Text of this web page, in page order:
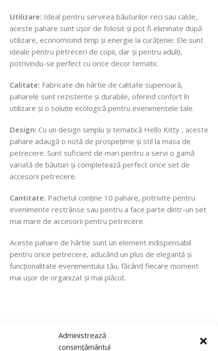
Administrează
consimțământul
Utilizare: Ideal pentru servirea băuturilor reci sau calde,
aceste pahare sunt ușor de folosit și pot fi eliminate după
utilizare, economisind timp și energie la curățenie. Ele sunt
ideale pentru petreceri de copii, dar și pentru adulți,
potrivindu-se perfect cu orice decor tematic.
Calitate: Fabricate din hârtie de calitate superioară,
paharele sunt rezistente și durabile, oferind confort în
utilizare și o soluție ecologică pentru evenimentele tale.
Design: Cu un design simplu și tematică Hello Kitty , aceste
pahare adaugă o notă de prospețime și stil la masa de
petrecere. Sunt suficient de mari pentru a servi o gamă
variată de băuturi și completează perfect orice set de
accesorii petrecere.
Cantitate: Pachetul conține 10 pahare, potrivite pentru
evenimente restrânse sau pentru a face parte dintr-un set
mai mare de accesorii pentru petrecere.
Aceste pahare de hârtie sunt un element indispensabil
pentru orice petrecere, aducând un plus de eleganță și
funcționalitate evenimentului tău, făcând fiecare moment
mai ușor de organizat și mai plăcut.